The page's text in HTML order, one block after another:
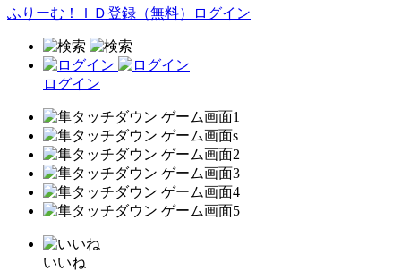
ふりーむ！ＩＤ登録（無料） ログイン
ログイン
いいね